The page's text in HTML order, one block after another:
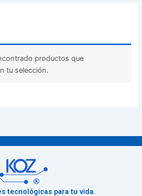
productos que
tu selección.
tecnológicas para tu vida.